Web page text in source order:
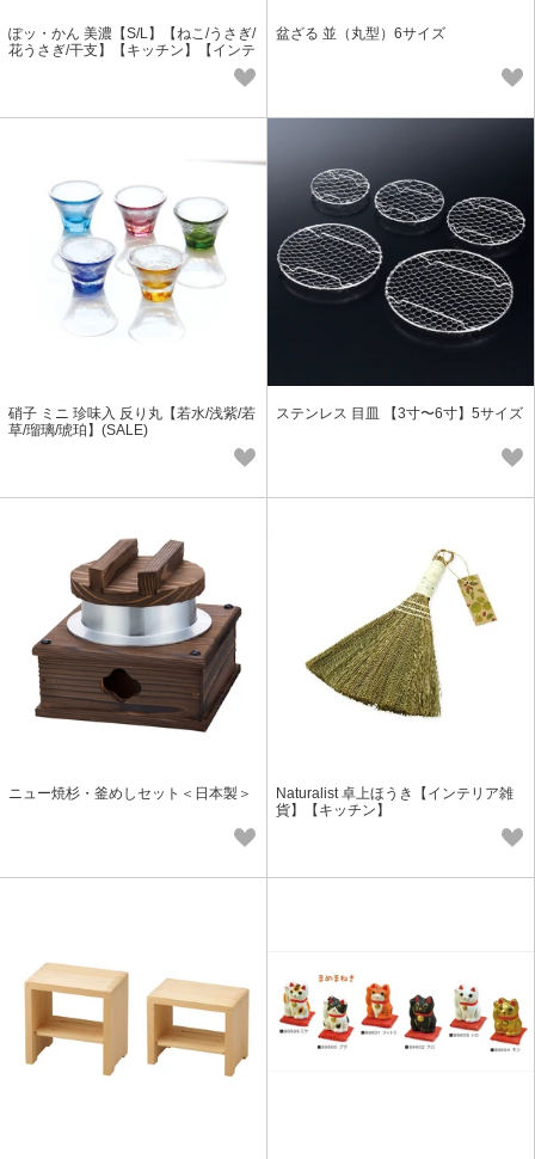
ぽッ・かん 美濃【S/L】【ねこ/うさぎ/
花うさぎ/干支】【キッチン】【インテ
盆ざる 並（丸型）6サイズ
硝子 ミニ 珍味入 反り丸【若水/浅紫/若
草/瑠璃/琥珀】(SALE)
ステンレス 目皿 【3寸〜6寸】5サイズ
ニュー焼杉・釜めしセット＜日本製＞
Naturalist 卓上ほうき【インテリア雑
貨】【キッチン】